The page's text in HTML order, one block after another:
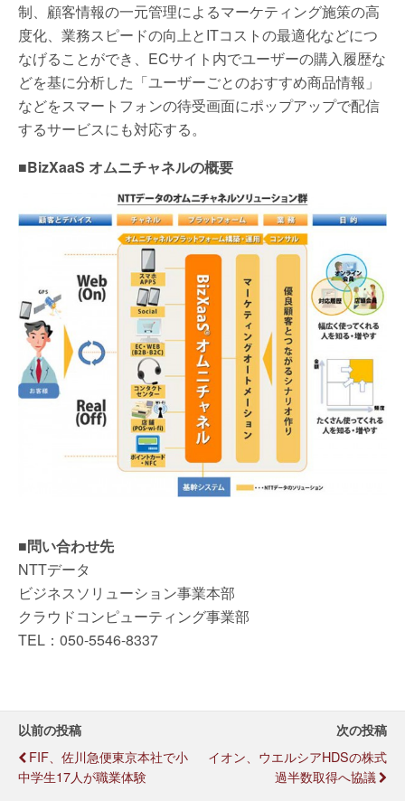
制、顧客情報の一元管理によるマーケティング施策の高
度化、業務スピードの向上とITコストの最適化などにつ
なげることができ、ECサイト内でユーザーの購入履歴な
どを基に分析した「ユーザーごとのおすすめ商品情報」
などをスマートフォンの待受画面にポップアップで配信
するサービスにも対応する。
■BizXaaS オムニチャネルの概要
■問い合わせ先
NTTデータ
ビジネスソリューション事業本部
クラウドコンピューティング事業部
TEL：050-5546-8337
以前の投稿
FIF、佐川急便東京本社で小
中学生17人が職業体験
次の投稿
イオン、ウエルシアHDSの株式
過半数取得へ協議